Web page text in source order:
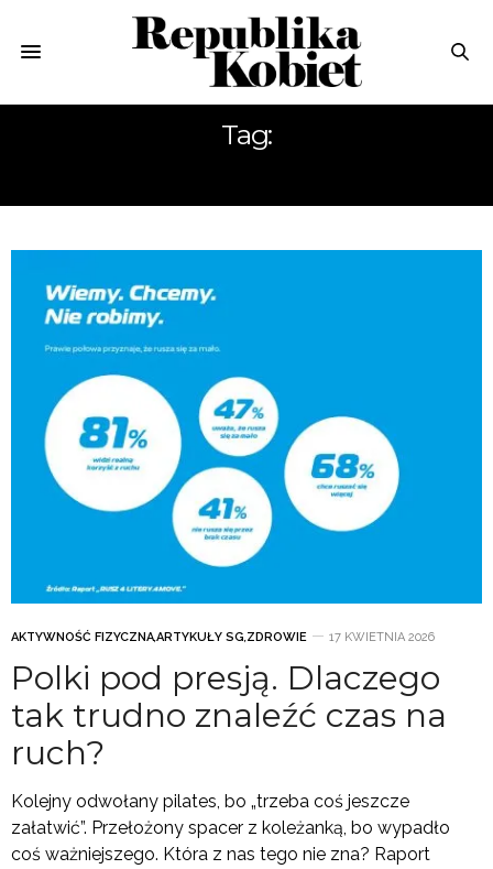
Tag:
AKTYWNOŚĆ FIZYCZNA,ARTYKUŁY SG,ZDROWIE 17 KWIETNIA 2026
Polki pod presją. Dlaczego
tak trudno znaleźć czas na
ruch?
Kolejny odwołany pilates, bo „trzeba coś jeszcze
załatwić”. Przełożony spacer z koleżanką, bo wypadło
coś ważniejszego. Która z nas tego nie zna? Raport